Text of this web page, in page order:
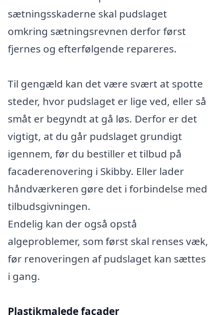
sætningsskaderne skal pudslaget
omkring sætningsrevnen derfor først
fjernes og efterfølgende repareres.
Til gengæld kan det være svært at spotte
steder, hvor pudslaget er lige ved, eller så
småt er begyndt at gå løs. Derfor er det
vigtigt, at du går pudslaget grundigt
igennem, før du bestiller et tilbud på
facaderenovering i Skibby. Eller lader
håndværkeren gøre det i forbindelse med
tilbudsgivningen.
Endelig kan der også opstå
algeproblemer, som først skal renses væk,
før renoveringen af pudslaget kan sættes
i gang.
Plastikmalede facader